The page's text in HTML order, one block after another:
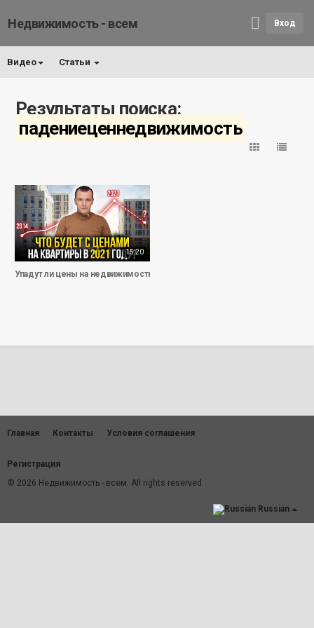
Недвижимость - всем Вход
Видео Статьи
Результаты поиска:
падениеценнедвижимость
15:20
Упадут ли цены на недвижимость Москвы в 2021 году? Ждать ли
Главная Контакты Условия соглашения
Регистрация
© 2026 Недвижимость - всем. All rights reserved
Russian